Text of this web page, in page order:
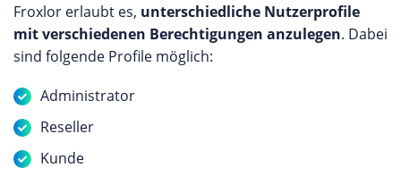
Froxlor erlaubt es, unterschiedliche Nutzerprofile
mit verschiedenen Berechtigungen anzulegen. Dabei
sind folgende Profile möglich:
Administrator
Reseller
Kunde